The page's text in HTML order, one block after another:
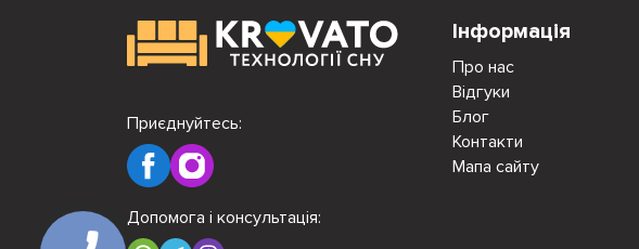
Інформація
Про нас
Відгуки
Блог
Контакти
Мапа сайту
Приєднуйтесь:
Допомога і консультація: